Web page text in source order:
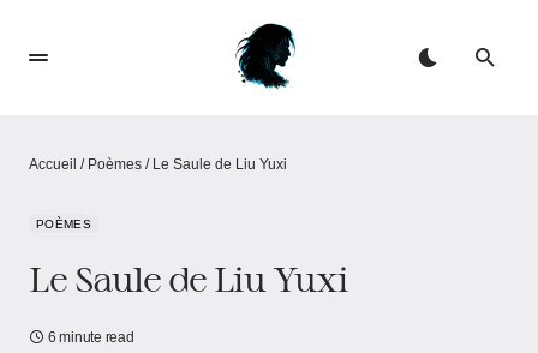
Accueil / Poèmes / Le Saule de Liu Yuxi
POÈMES
Le Saule de Liu Yuxi
6 minute read